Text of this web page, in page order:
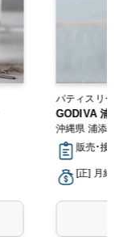
パティスリー・
GODIVA 浦添
沖縄県 浦添市
販売・接客
[正] 月給